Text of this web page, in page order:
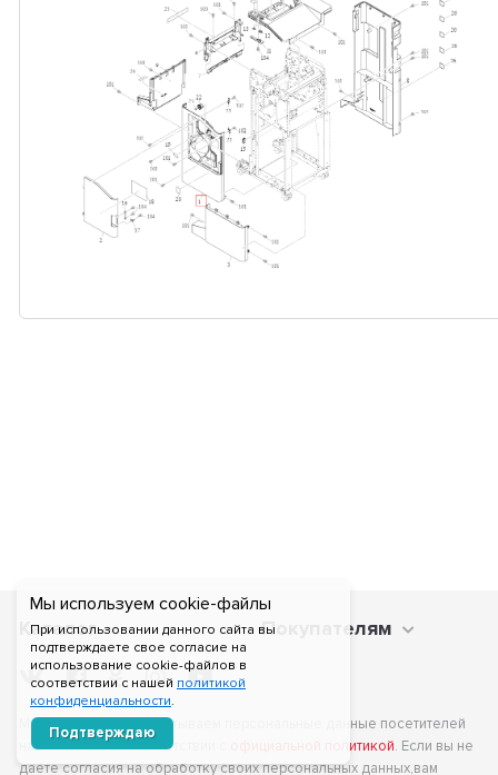
Мы используем cookie-файлы
При использовании данного сайта вы
подтверждаете свое согласие на
использование cookie-файлов в
соответствии с нашей политикой
конфиденциальности.
Подтверждаю
Каталог Покупателям
Мы получаем и обрабатываем персональные данные посетителей
нашего сайта в соответствии с
официальной политикой. Если вы не
даете согласия на обработку своих персональных данных,вам